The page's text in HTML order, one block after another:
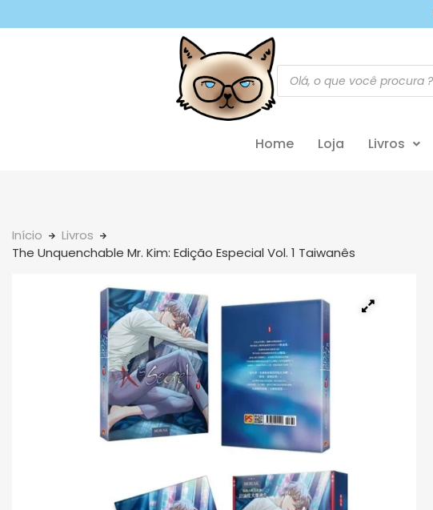
Home Loja Livros
Início
Livros
The Unquenchable Mr. Kim: Edição Especial Vol. 1 Taiwanês